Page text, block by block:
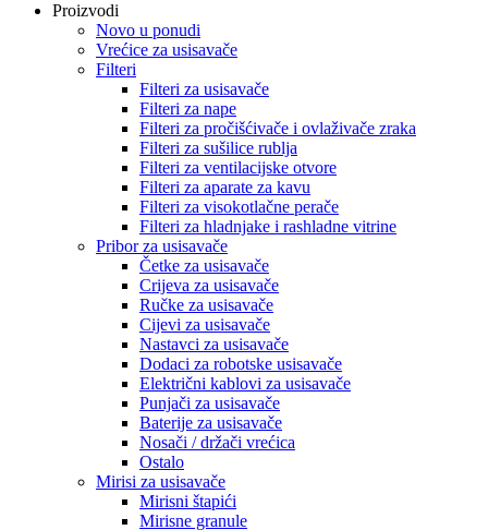
Proizvodi
Novo u ponudi
Vrećice za usisavače
Filteri
Filteri za usisavače
Filteri za nape
Filteri za pročišćivače i ovlaživače zraka
Filteri za sušilice rublja
Filteri za ventilacijske otvore
Filteri za aparate za kavu
Filteri za visokotlačne perače
Filteri za hladnjake i rashladne vitrine
Pribor za usisavače
Četke za usisavače
Crijeva za usisavače
Ručke za usisavače
Cijevi za usisavače
Nastavci za usisavače
Dodaci za robotske usisavače
Električni kablovi za usisavače
Punjači za usisavače
Baterije za usisavače
Nosači / držači vrećica
Ostalo
Mirisi za usisavače
Mirisni štapići
Mirisne granule